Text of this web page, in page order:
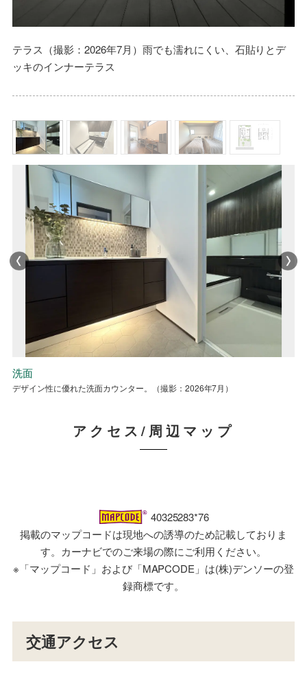
テラス（撮影：2026年7月）雨でも濡れにくい、石貼りとデ
ッキのインナーテラス
外構付1F平面図 / 2F平面図
洗面
デザイン性に優れた洗面カウンター。（撮影：2026年7月）
2F浴室
約１坪の広々とした浴室。（撮影：2026年7月）
スタディーコーナー
用途多様な趣味コーナー（撮影：2026年7月）
主寝室
（撮影：2026年7月）
外構付1F平面図 / 2F平面図
洗面
デザイン性に優れた洗面カウンター。（撮影：2026年7月）
アクセス/周辺マップ
40325283*76
掲載のマップコードは現地への誘導のため記載しておりま
す。カーナビでのご来場の際にご利用ください。
※「マップコード」および「MAPCODE」は(株)デンソーの登
録商標です。
交通アクセス